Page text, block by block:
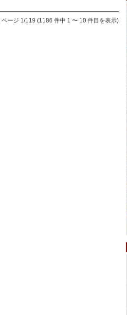
ページ 1/119 (1186 件中 1 〜 10 件目を表示)